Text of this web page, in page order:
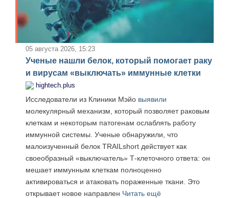
05 августа 2026, 15:23
Ученые нашли белок, который помогает раку
и вирусам «выключать» иммунные клетки
hightech.plus
Исследователи из Клиники Мэйо выявили
молекулярный механизм, который позволяет раковым
клеткам и некоторым патогенам ослаблять работу
иммунной системы. Ученые обнаружили, что
малоизученный белок TRAILshort действует как
своеобразный «выключатель» Т-клеточного ответа: он
мешает иммунным клеткам полноценно
активироваться и атаковать пораженные ткани. Это
открывает новое направлен Читать ещё